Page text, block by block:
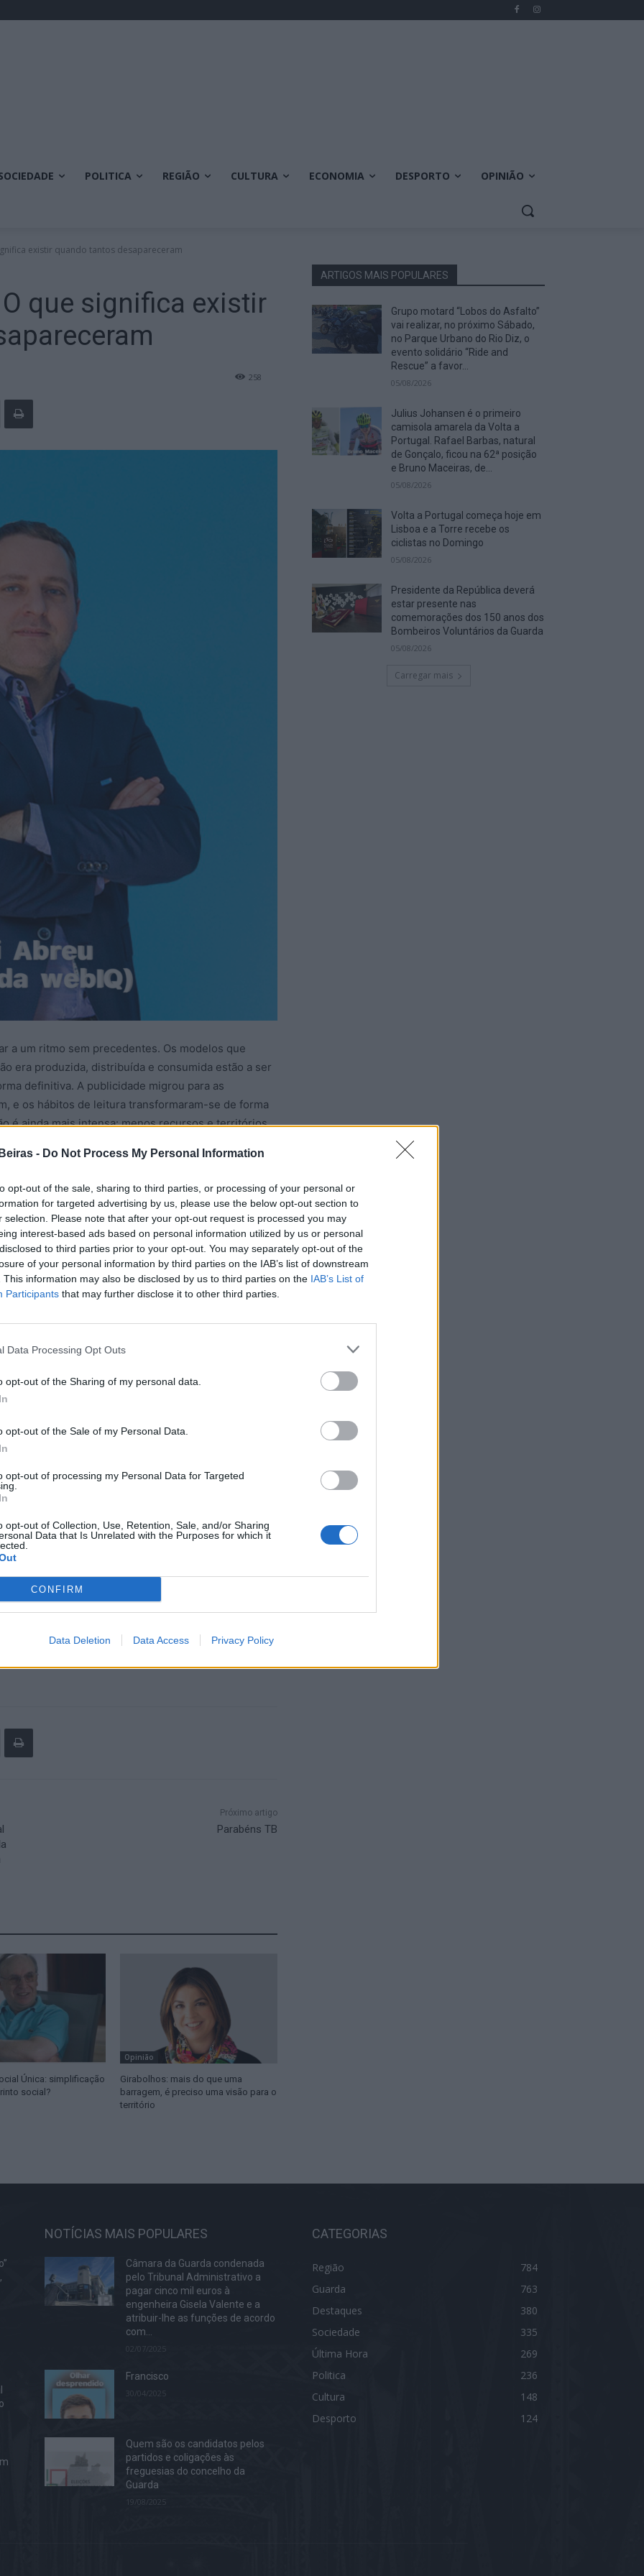
- Do Not Process My Personal Information
opt-out of the sale, sharing to third parties, or processing of your personal or
for targeted advertising by us, please use the below opt-out section to
selection. Please note that after your opt-out request is processed you may
interest-based ads based on personal information utilized by us or personal
to third parties prior to your opt-out. You may separately opt-out of the
of your personal information by third parties on the IAB’s list of downstream
This information may also be disclosed by us to third parties on the IAB’s List of
Participants that may further disclose it to other third parties.
Data Processing Opt Outs
opt-out of the Sharing of my personal data.
opt-out of the Sale of my Personal Data.
opt-out of processing my Personal Data for Targeted
opt-out of Collection, Use, Retention, Sale, and/or Sharing
Data that Is Unrelated with the Purposes for which it
CONFIRM
Data Deletion Data Access Privacy Policy
POLITICA REGIÃO CULTURA ECONOMIA DESPORTO OPINIÃO
existir quando tantos desapareceram
que significa existir
258
a um ritmo sem precedentes. Os modelos que
era produzida, distribuída e consumida estão a ser
definitiva. A publicidade migrou para as
e os hábitos de leitura transformaram-se de forma
é ainda mais intensa: menos recursos e territórios
Todas as Beiras completou o seu primeiro ano de
como uma resposta concreta a eles: digital de
com a consciência de que fazer jornalismo local
existia.
epicentro, não é um território fácil para o
económico é frágil, e a tentação de fazer
sem os questionar, é permanente. Resistir a
mais do que competência técnica. Exige uma
que não se publica.
neste ecossistema não é a tecnologia nem a
estrutura com responsabilidade formal e é isto
de conteúdos.
ano aponta para algo que os estudos sobre
querem notícias sobre o que se passa perto de si.
o que decide a câmara, o que muda na escola
onde vivem. Esse desejo não desapareceu.
o satisfazia com rigor.
relacionada com a profundidade. O jornalismo
eventos e declarações. É investigação, é
um tema ao longo do tempo. Fazer isso é
aqui que a qualidade do projeto será
Merece um espaço onde as decisões que
o interesse público prevaleça. Se o Todas as
com a mesma seriedade com que começou, o
Por agora, um ano é razão suficiente para
que tem feito um trabalho excecional, e que o
Próximo artigo
Parabéns TB
Única: simplificação
social?
Opinião
Girabolhos: mais do que uma
barragem, é preciso uma visão para o
território
ARTIGOS MAIS POPULARES
Grupo motard “Lobos do Asfalto”
vai realizar, no próximo Sábado,
no Parque Urbano do Rio Diz, o
evento solidário “Ride and
Rescue” a favor...
05/08/2026
Julius Johansen é o primeiro
camisola amarela da Volta a
Portugal. Rafael Barbas, natural
de Gonçalo, ficou na 62ª posição
e Bruno Maceiras, de...
05/08/2026
Volta a Portugal começa hoje em
Lisboa e a Torre recebe os
ciclistas no Domingo
05/08/2026
Presidente da República deverá
estar presente nas
comemorações dos 150 anos dos
Bombeiros Voluntários da Guarda
05/08/2026
Carregar mais
NOTÍCIAS MAIS POPULARES
Câmara da Guarda condenada
pelo Tribunal Administrativo a
pagar cinco mil euros à
engenheira Gisela Valente e a
atribuir-lhe as funções de acordo
com...
02/07/2025
Francisco
30/04/2025
Quem são os candidatos pelos
partidos e coligações às
freguesias do concelho da
Guarda
19/08/2025
CATEGORIAS
Região
784
Guarda
763
Destaques
380
Sociedade
335
Última Hora
269
Politica
236
Cultura
148
Desporto
124